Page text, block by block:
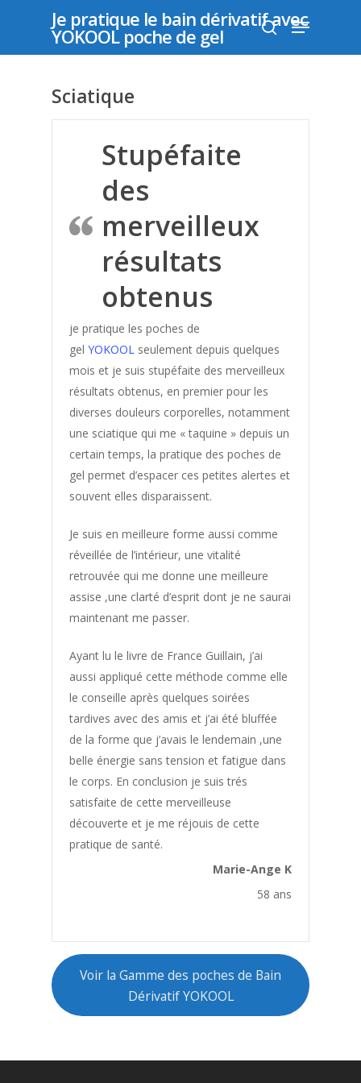
Appuyer sur "entrer" pour rechercher ou "échap"
pour fermer
Je pratique le bain dérivatif avec
YOKOOL poche de gel
Sciatique
Stupéfaite
des
merveilleux
résultats
obtenus
je pratique les poches de
gel YOKOOL seulement depuis quelques
mois et je suis stupéfaite des merveilleux
résultats obtenus, en premier pour les
diverses douleurs corporelles, notamment
une sciatique qui me « taquine » depuis un
certain temps, la pratique des poches de
gel permet d’espacer ces petites alertes et
souvent elles disparaissent.
Je suis en meilleure forme aussi comme
réveillée de l’intérieur, une vitalité
retrouvée qui me donne une meilleure
assise ,une clarté d’esprit dont je ne saurai
maintenant me passer.
Ayant lu le livre de France Guillain, j’ai
aussi appliqué cette méthode comme elle
le conseille après quelques soirées
tardives avec des amis et j’ai été bluffée
de la forme que j’avais le lendemain ,une
belle énergie sans tension et fatigue dans
le corps. En conclusion je suis trés
satisfaite de cette merveilleuse
découverte et je me réjouis de cette
pratique de santé.
Marie-Ange K
58 ans
Voir la Gamme des poches de Bain
Dérivatif YOKOOL
Déposer un
témoignage
Les
Acouphenes
Addiction au sucre
Allergie saisonniere
Angine
Anti douleur
Arythmie
Bartholinite
Beaute
Bien etre
Bienfaits Bain Dérivatif
Bonne Forme
Bonne Santé
Chaleur
Cheveux